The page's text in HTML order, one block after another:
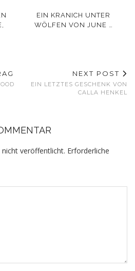
EIN KRANICH UNTER
WÖLFEN VON JUNE …
NEXT POST
EIN LETZTES GESCHENK VON
CALLA HENKEL
veröffentlicht. Erforderliche